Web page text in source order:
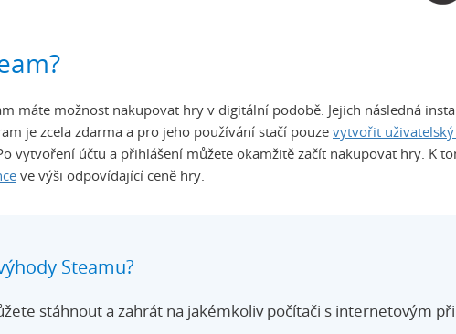
máte možnost nakupovat hry v digitální podobě. Jejich následná
je zcela zdarma a pro jeho používání stačí pouze vytvořit uživatelský
vytvoření účtu a přihlášení můžete okamžitě začít nakupovat hry. K
ve výši odpovídající ceně hry.
Steamu?
stáhnout a zahrát na jakémkoliv počítači s internetovým